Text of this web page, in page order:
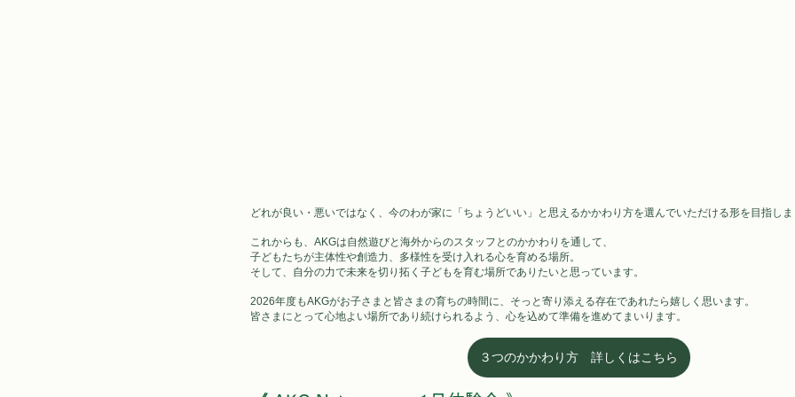
どれが良い・悪いではなく、今のわが家に「ちょうどいい」と思えるかかわり方を選んでいただける形を目指し
これからも、AKGは自然遊びと海外からのスタッフとのかかわりを通して、
子どもたちが主体性や創造力、多様性を受け入れる心を育める場所。
そして、自分の力で未来を切り拓く子どもを育む場所でありたいと思っています。
2026年度もAKGがお子さまと皆さまの育ちの時間に、そっと寄り添える存在であれたら嬉しく思います。
皆さまにとって心地よい場所であり続けられるよう、心を込めて準備を進めてまいります。
３つのかかわり方 詳しくはこちら